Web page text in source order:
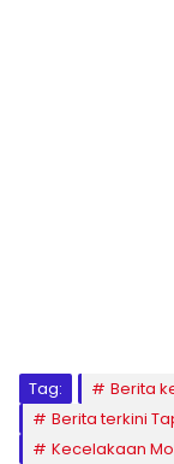
Tag:
Berita
Berita terkini
Kecelakaan